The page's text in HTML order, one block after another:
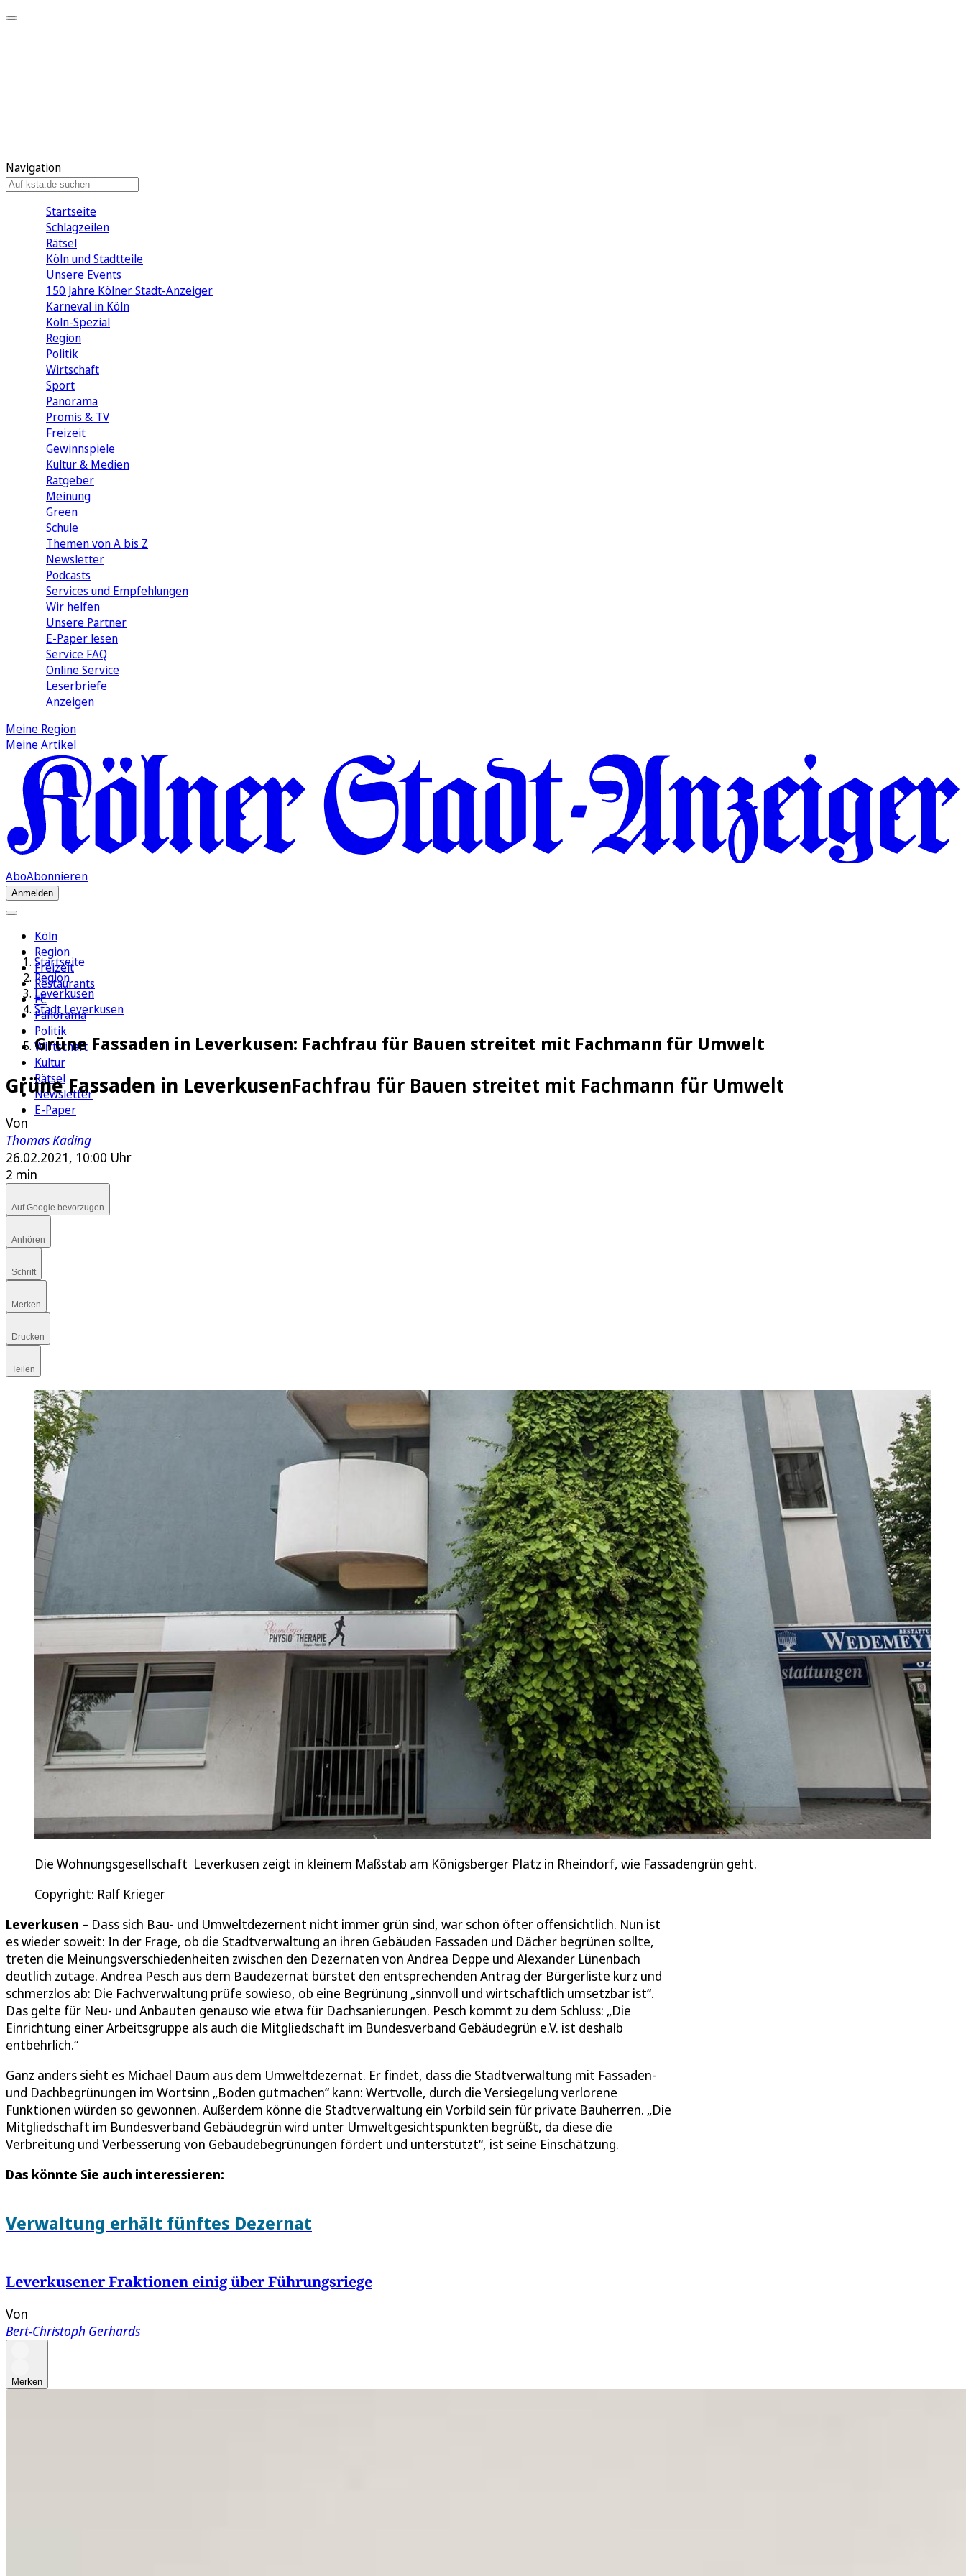
Navigation
Startseite
Schlagzeilen
Rätsel
Köln und Stadtteile
Unsere Events
150 Jahre Kölner Stadt-Anzeiger
Karneval in Köln
Köln-Spezial
Region
Politik
Wirtschaft
Sport
Panorama
Promis & TV
Freizeit
Gewinnspiele
Kultur & Medien
Ratgeber
Meinung
Green
Schule
Themen von A bis Z
Newsletter
Podcasts
Services und Empfehlungen
Wir helfen
Unsere Partner
E-Paper lesen
Service FAQ
Online Service
Leserbriefe
Anzeigen
Meine Region
Meine Artikel
AboAbonnieren
Anmelden
Köln
Region
Freizeit
Restaurants
FC
Panorama
Politik
Wirtschaft
Kultur
Rätsel
Newsletter
E-Paper
Startseite
Region
Leverkusen
Stadt Leverkusen
Grüne Fassaden in Leverkusen: Fachfrau für Bauen streitet mit Fachmann für Umwelt
Grüne Fassaden in LeverkusenFachfrau für Bauen streitet mit Fachmann für Umwelt
Von
Thomas Käding
26.02.2021, 10:00 Uhr
2 min
Auf Google bevorzugen
Anhören
Schrift
Merken
Drucken
Teilen
Die Wohnungsgesellschaft Leverkusen zeigt in kleinem Maßstab am Königsberger Platz in Rheindorf, wie Fassadengrün geht.
Copyright: Ralf Krieger
Leverkusen – Dass sich Bau- und Umweltdezernent nicht immer grün sind, war schon öfter offensichtlich. Nun ist
es wieder soweit: In der Frage, ob die Stadtverwaltung an ihren Gebäuden Fassaden und Dächer begrünen sollte,
treten die Meinungsverschiedenheiten zwischen den Dezernaten von Andrea Deppe und Alexander Lünenbach
deutlich zutage. Andrea Pesch aus dem Baudezernat bürstet den entsprechenden Antrag der Bürgerliste kurz und
schmerzlos ab: Die Fachverwaltung prüfe sowieso, ob eine Begrünung „sinnvoll und wirtschaftlich umsetzbar ist“.
Das gelte für Neu- und Anbauten genauso wie etwa für Dachsanierungen. Pesch kommt zu dem Schluss: „Die
Einrichtung einer Arbeitsgruppe als auch die Mitgliedschaft im Bundesverband Gebäudegrün e.V. ist deshalb
entbehrlich.“
Ganz anders sieht es Michael Daum aus dem Umweltdezernat. Er findet, dass die Stadtverwaltung mit Fassaden-
und Dachbegrünungen im Wortsinn „Boden gutmachen“ kann: Wertvolle, durch die Versiegelung verlorene
Funktionen würden so gewonnen. Außerdem könne die Stadtverwaltung ein Vorbild sein für private Bauherren. „Die
Mitgliedschaft im Bundesverband Gebäudegrün wird unter Umweltgesichtspunkten begrüßt, da diese die
Verbreitung und Verbesserung von Gebäudebegrünungen fördert und unterstützt“, ist seine Einschätzung.
Das könnte Sie auch interessieren:
Verwaltung erhält fünftes Dezernat
Leverkusener Fraktionen einig über Führungsriege
Von
Bert-Christoph Gerhards
Merken